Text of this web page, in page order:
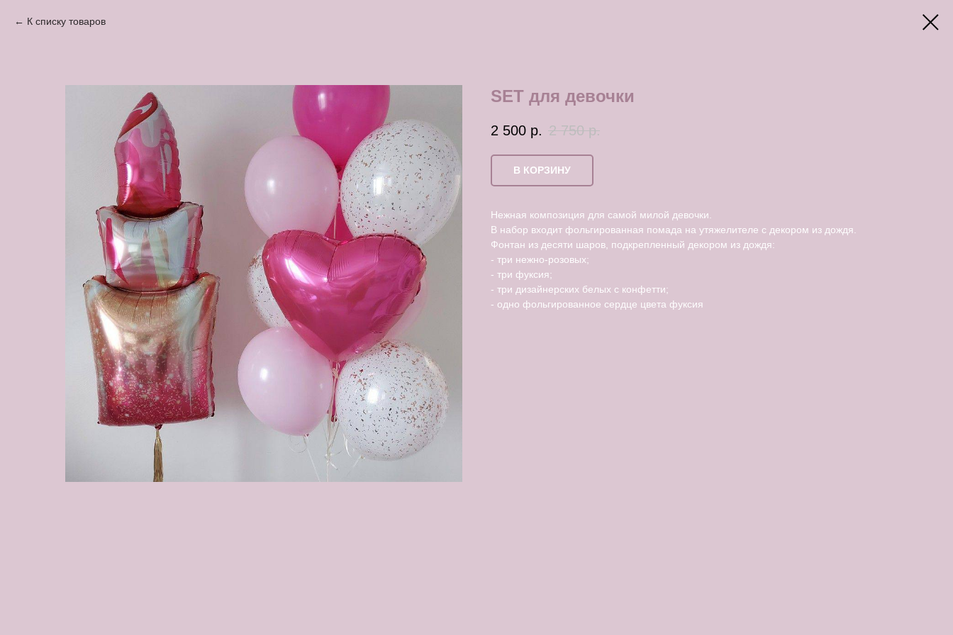
К списку товаров
SET для девочки
2 500 р. 2 750 р.
В КОРЗИНУ
Нежная композиция для самой милой девочки.
В набор входит фольгированная помада на утяжелителе с декором из дождя.
Фонтан из десяти шаров, подкрепленный декором из дождя:
- три нежно-розовых;
- три фуксия;
- три дизайнерских белых с конфетти;
- одно фольгированное сердце цвета фуксия